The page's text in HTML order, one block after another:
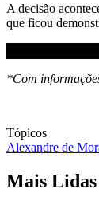
A decisão
que ficou
*Com
Tópicos
Alexandre de
Mais Lidas